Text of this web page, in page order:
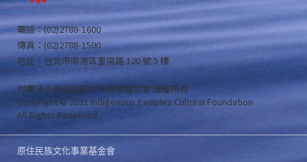
電話：(02)2788-1600
傳真：(02)2788-1500
地址：台北市南港區重陽路 120 號 5 樓
財團法人原住民族文化事業基金會 版權所有
Copyright © 2021 Indigenous Peoples Cultural Foundation
All Rights Reserved .
原住民族文化事業基金會